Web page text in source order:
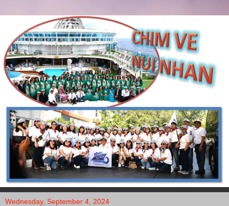
Wednesday, September 4, 2024